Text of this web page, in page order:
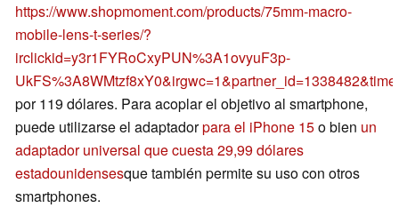
https://www.shopmoment.com/products/75mm-macro-
mobile-lens-t-series/?
irclickid=y3r1FYRoCxyPUN%3A1ovyuF3p-
por 119 dólares. Para acoplar el objetivo al smartphone,
puede utilizarse el adaptadorpara el iPhone 15o bien un
adaptador universal que cuesta 29,99 dólares
estadounidensesque también permite su uso con otros
smartphones.